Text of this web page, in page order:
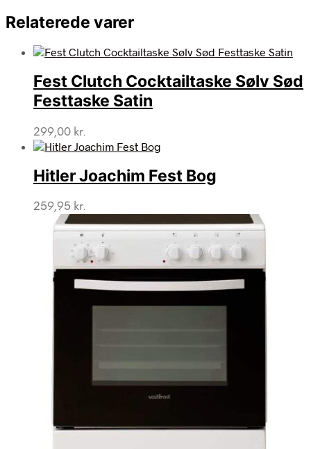
Relaterede varer
Fest Clutch Cocktailtaske Sølv Sød
Festtaske Satin
299,00 kr.
Hitler Joachim Fest Bog
259,95 kr.